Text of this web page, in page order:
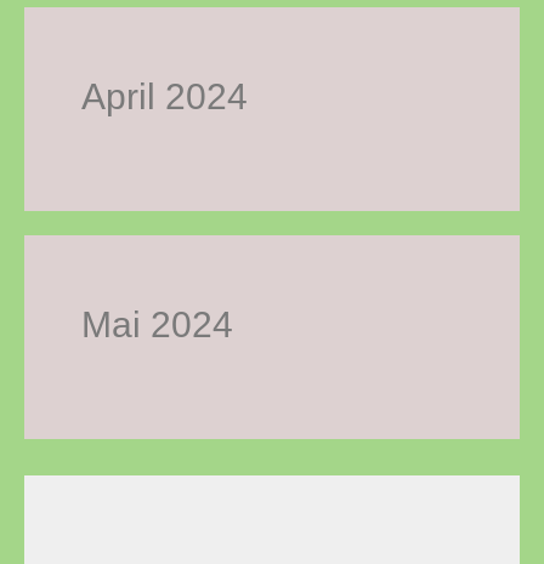
April 2024
Mai 2024